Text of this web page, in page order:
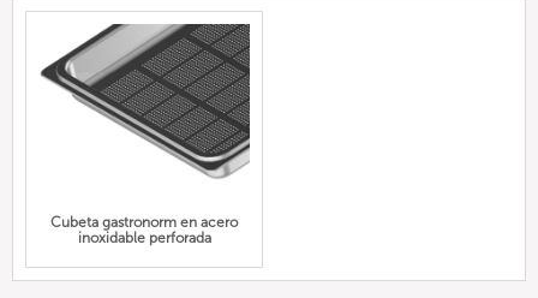
Cubeta gastronorm en acero
inoxidable perforada